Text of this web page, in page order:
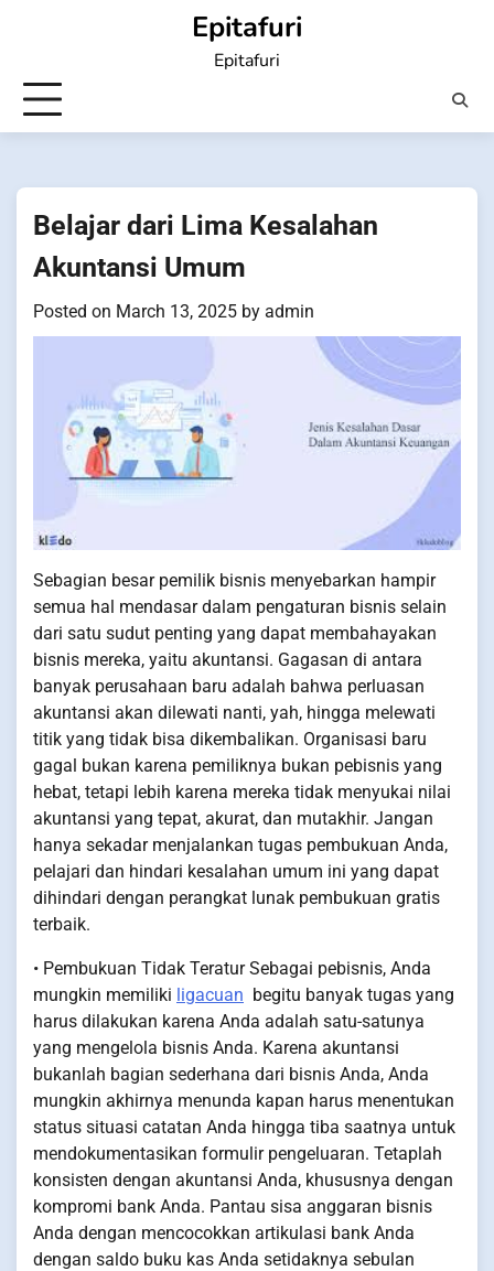
Epitafuri
Epitafuri
Belajar dari Lima Kesalahan
Akuntansi Umum
Posted on March 13, 2025 by admin
Sebagian besar pemilik bisnis menyebarkan hampir
semua hal mendasar dalam pengaturan bisnis selain
dari satu sudut penting yang dapat membahayakan
bisnis mereka, yaitu akuntansi. Gagasan di antara
banyak perusahaan baru adalah bahwa perluasan
akuntansi akan dilewati nanti, yah, hingga melewati
titik yang tidak bisa dikembalikan. Organisasi baru
gagal bukan karena pemiliknya bukan pebisnis yang
hebat, tetapi lebih karena mereka tidak menyukai nilai
akuntansi yang tepat, akurat, dan mutakhir. Jangan
hanya sekadar menjalankan tugas pembukuan Anda,
pelajari dan hindari kesalahan umum ini yang dapat
dihindari dengan perangkat lunak pembukuan gratis
terbaik.
• Pembukuan Tidak Teratur Sebagai pebisnis, Anda
mungkin memiliki ligacuan begitu banyak tugas yang
harus dilakukan karena Anda adalah satu-satunya
yang mengelola bisnis Anda. Karena akuntansi
bukanlah bagian sederhana dari bisnis Anda, Anda
mungkin akhirnya menunda kapan harus menentukan
status situasi catatan Anda hingga tiba saatnya untuk
mendokumentasikan formulir pengeluaran. Tetaplah
konsisten dengan akuntansi Anda, khususnya dengan
kompromi bank Anda. Pantau sisa anggaran bisnis
Anda dengan mencocokkan artikulasi bank Anda
dengan saldo buku kas Anda setidaknya sebulan